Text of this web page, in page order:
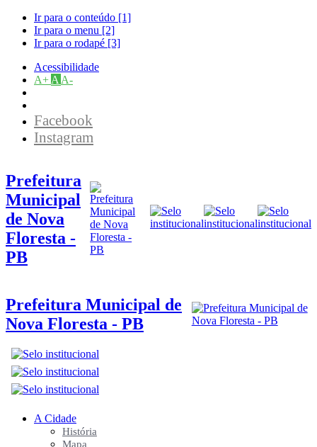
Ir para o conteúdo [1]
Ir para o menu [2]
Ir para o rodapé [3]
Acessibilidade
A+ A A-
Facebook
Instagram
Prefeitura
Municipal
de Nova
Floresta -
PB
Prefeitura Municipal de
Nova Floresta - PB
A Cidade
História
Mapa